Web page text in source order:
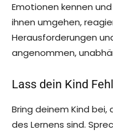
Emotionen kennen
ihnen umgehen,
Herausforderungen
angenommen,
Lass dein Kind
Bring deinem Kind bei,
des Lernens sind.